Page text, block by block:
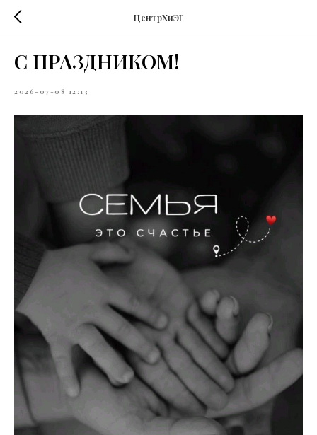
ЦентрХиЭГ
С ПРАЗДНИКОМ!
2026-07-08 12:13